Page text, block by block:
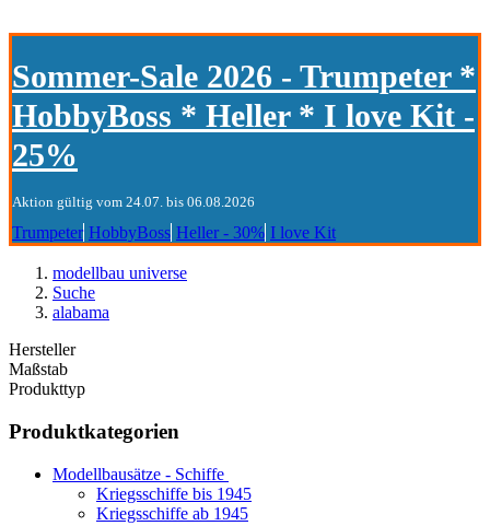
Sommer-Sale 2026 - Trumpeter *
HobbyBoss * Heller * I love Kit -
25%
Aktion gültig vom 24.07. bis 06.08.2026
Trumpeter HobbyBoss Heller - 30% I love Kit
modellbau universe
Suche
alabama
Hersteller
Maßstab
Produkttyp
Produktkategorien
Modellbausätze - Schiffe
Kriegsschiffe bis 1945
Kriegsschiffe ab 1945